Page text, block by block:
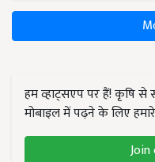
हम व्हाट्सएप पर हैं! कृषि
मोबाइल में पढ़ने के लिए